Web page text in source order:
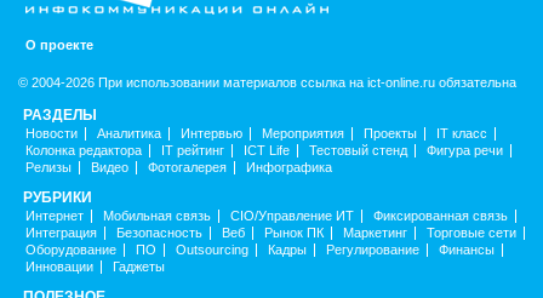
О проекте
© 2004-2026 При использовании материалов ссылка на ict-online.ru обязательна
РАЗДЕЛЫ
Новости Аналитика Интервью Мероприятия Проекты
IT класс
Колонка редактора
IT рейтинг ICT Life Тестовый стенд
Фигура речи
Релизы
Видео Фотогалерея Инфографика
РУБРИКИ
Интернет Мобильная связь CIO/Управление ИТ
Фиксированная связь
Интеграция
Безопасность Веб Рынок ПК Маркетинг
Торговые сети
Оборудование
ПО Outsourcing Кадры Регулирование
Финансы
Инновации
Гаджеты